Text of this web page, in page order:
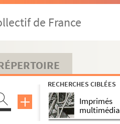
de France
RECHERCHES CIBLÉES
Imprimés
multimédia